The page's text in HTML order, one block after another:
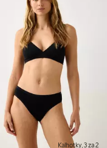
Kalhotky, 3 za 2